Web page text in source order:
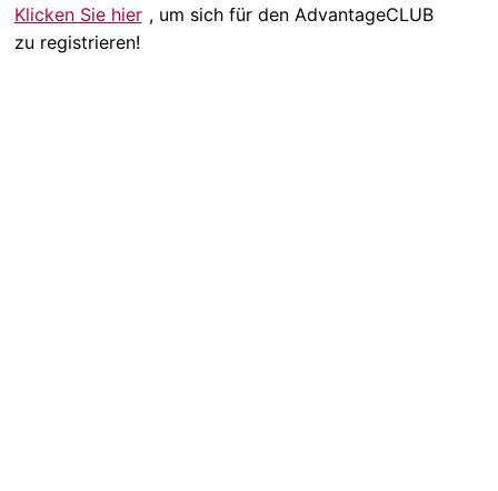
Klicken Sie hier , um sich für den AdvantageCLUB
zu registrieren!